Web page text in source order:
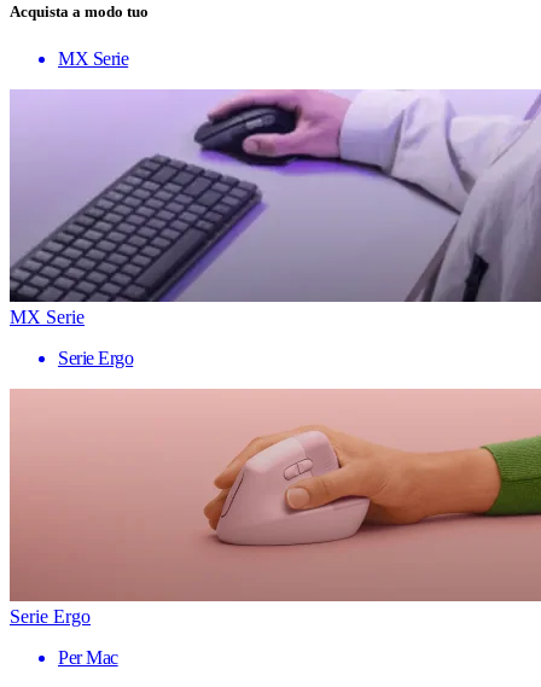
Acquista a modo tuo
MX Serie
MX Serie
Serie Ergo
Serie Ergo
Per Mac